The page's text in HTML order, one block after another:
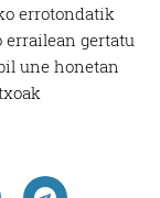
errotondatik
errailean gertatu
une honetan